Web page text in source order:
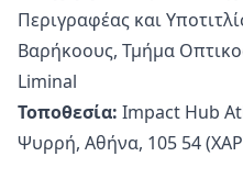
Περιγραφέας και
Βαρήκοους, Τμήμα
Liminal
Τοποθεσία: Impact Hub
Ψυρρή, Αθήνα, 105 54 (